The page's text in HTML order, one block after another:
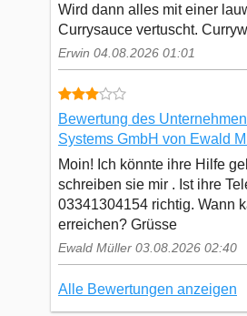
Wird dann alles mit einer
Currysauce vertuscht.
Erwin 04.08.2026 01:01
Bewertung des
Systems GmbH von Ewald
Moin! Ich könnte ihre Hilfe
schreiben sie mir . Ist ihre
03341304154 richtig. Wann
erreichen? Grüsse
Ewald Müller 03.08.2026 02:40
Alle Bewertungen anzeigen